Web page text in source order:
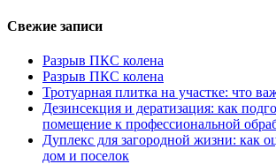
Свежие записи
Разрыв ПКС колена
Разрыв ПКС колена
Тротуарная плитка на участке: что
Дезинсекция и дератизация: как
помещение к профессиональной
Дуплекс для загородной жизни: как
дом и поселок